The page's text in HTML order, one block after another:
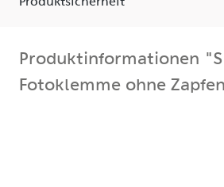
Produktinformationen
Fotoklemme ohne